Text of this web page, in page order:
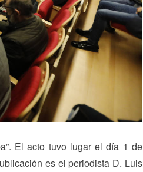
El acto tuvo lugar el día 1 de
es el periodista D. Luis